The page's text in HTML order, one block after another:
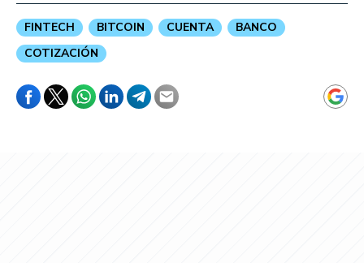
FINTECH BITCOIN CUENTA
BANCO
COTIZACIÓN